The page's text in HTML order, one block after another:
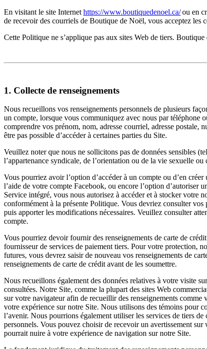
En visitant le site Internet https://www.boutiquedenoel.ca/ou en
de recevoir des courriels de Boutique de Noël, vous acceptez les
Cette Politique ne s’applique pas aux sites Web de tiers.
1. Collecte de renseignements
Nous recueillons vos renseignements personnels de plusieurs
un compte, lorsque vous communiquez avec nous par téléphone
comprendre vos prénom, nom, adresse courriel, adresse postale,
être pas possible d’accéder à certaines parties du Site.
Veuillez noter que nous ne sollicitons pas de données sensibles
l’appartenance syndicale, de l’orientation ou de la vie sexuelle
Vous pourriez avoir l’option d’accéder à un compte ou d’en
l’aide de votre compte Facebook, ou encore l’option d’autoriser
Service intégré, vous nous autorisez à accéder et à stocker votre
conformément à la présente Politique. Vous devriez consulter
puis apporter les modifications nécessaires. Veuillez consulter
compte.
Vous pourriez devoir fournir des renseignements de carte de
fournisseur de services de paiement tiers. Pour votre protection,
futures, vous devrez saisir de nouveau vos renseignements de
renseignements de carte de crédit avant de les soumettre.
Nous recueillons également des données relatives à votre visite
consultées. Notre Site, comme la plupart des sites Web
sur votre navigateur afin de recueillir des renseignements
votre expérience sur notre Site. Nous utilisons des témoins pour
l’avenir. Nous pourrions également utiliser les services de tiers
personnels. Vous pouvez choisir de recevoir un avertissement
pourrait nuire à votre expérience de navigation sur notre Site.